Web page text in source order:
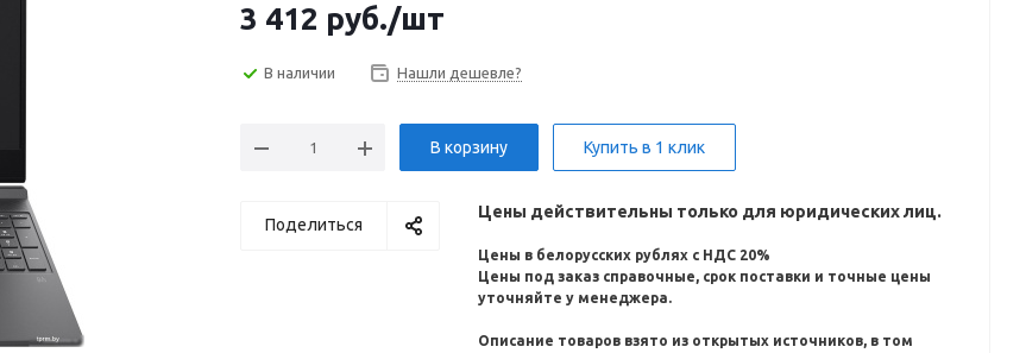
3 412 руб./шт
В наличии Нашли дешевле?
В корзину Купить в 1 клик
Поделиться
Цены действительны только для юридических лиц.
Цены в белорусских рублях с НДС 20%
Цены под заказ справочные, срок поставки и точные цены
уточняйте у менеджера.
Описание товаров взято из открытых источников, в том